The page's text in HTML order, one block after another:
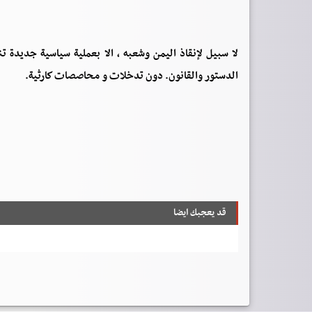
لا سبيل لإنقاذ اليمن وشعبه ، الا بعملية سياسية
الدستور والقانون. دون تدخلات و محاصصات كارثية.
قد يعجبك ايضا